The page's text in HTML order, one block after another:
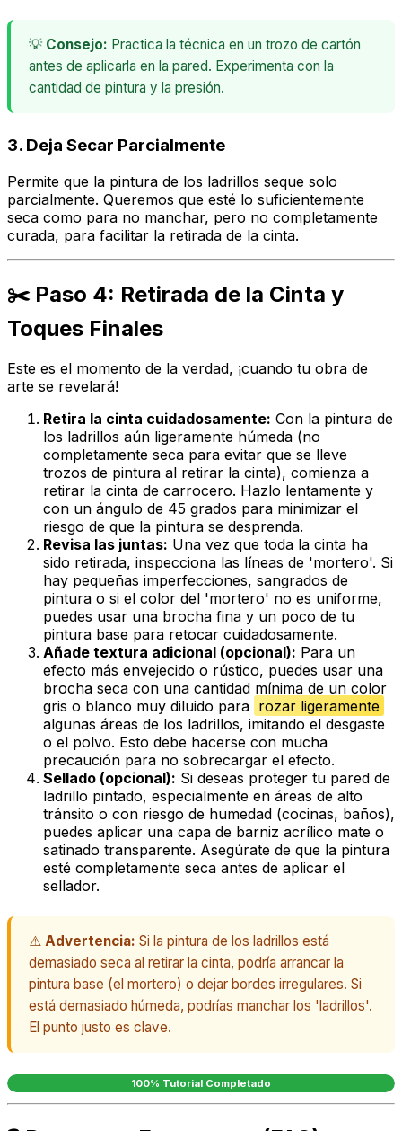
💡 Consejo: Practica la técnica en un trozo de cartón
antes de aplicarla en la pared. Experimenta con la
cantidad de pintura y la presión.
3. Deja Secar Parcialmente
Permite que la pintura de los ladrillos seque solo
parcialmente. Queremos que esté lo suficientemente
seca como para no manchar, pero no completamente
curada, para facilitar la retirada de la cinta.
✂️ Paso 4: Retirada de la Cinta y
Toques Finales
Este es el momento de la verdad, ¡cuando tu obra de
arte se revelará!
Retira la cinta cuidadosamente: Con la pintura de
los ladrillos aún ligeramente húmeda (no
completamente seca para evitar que se lleve
trozos de pintura al retirar la cinta), comienza a
retirar la cinta de carrocero. Hazlo lentamente y
con un ángulo de 45 grados para minimizar el
riesgo de que la pintura se desprenda.
Revisa las juntas: Una vez que toda la cinta ha
sido retirada, inspecciona las líneas de 'mortero'. Si
hay pequeñas imperfecciones, sangrados de
pintura o si el color del 'mortero' no es uniforme,
puedes usar una brocha fina y un poco de tu
pintura base para retocar cuidadosamente.
Añade textura adicional (opcional): Para un
efecto más envejecido o rústico, puedes usar una
brocha seca con una cantidad mínima de un color
gris o blanco muy diluido para rozar ligeramente
algunas áreas de los ladrillos, imitando el desgaste
o el polvo. Esto debe hacerse con mucha
precaución para no sobrecargar el efecto.
Sellado (opcional): Si deseas proteger tu pared de
ladrillo pintado, especialmente en áreas de alto
tránsito o con riesgo de humedad (cocinas, baños),
puedes aplicar una capa de barniz acrílico mate o
satinado transparente. Asegúrate de que la pintura
esté completamente seca antes de aplicar el
sellador.
⚠️ Advertencia: Si la pintura de los ladrillos está
demasiado seca al retirar la cinta, podría arrancar la
pintura base (el mortero) o dejar bordes irregulares. Si
está demasiado húmeda, podrías manchar los 'ladrillos'.
El punto justo es clave.
100% Tutorial Completado